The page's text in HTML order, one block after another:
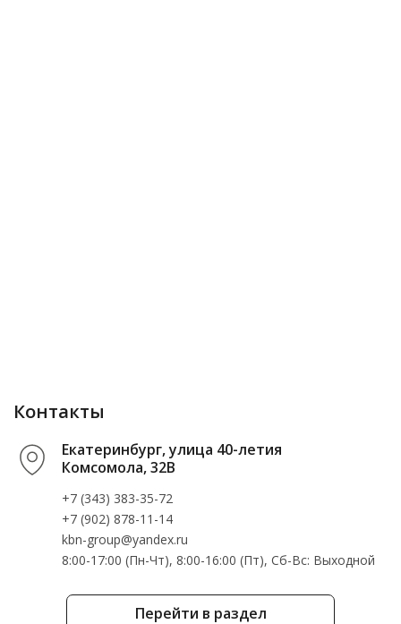
Перейти в раздел
Контакты
Екатеринбург, улица 40-летия
Комсомола, 32В
+7 (343) 383-35-72
+7 (902) 878-11-14
kbn-group@yandex.ru
8:00-17:00 (Пн-Чт), 8:00-16:00 (Пт), Cб-Вс: Выходной